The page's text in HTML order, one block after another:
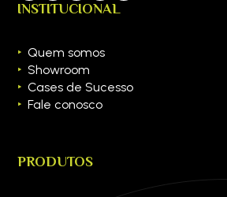
INSTITUCIONAL
Quem somos
Showroom
Cases de Sucesso
Fale conosco
PRODUTOS